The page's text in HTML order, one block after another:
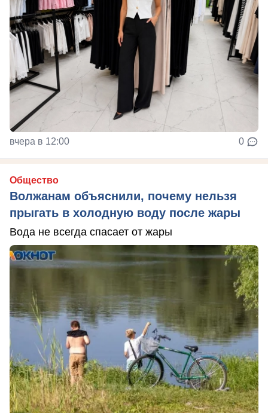
вчера в 12:00 0
Общество
Волжанам объяснили, почему нельзя
прыгать в холодную воду после жары
Вода не всегда спасает от жары